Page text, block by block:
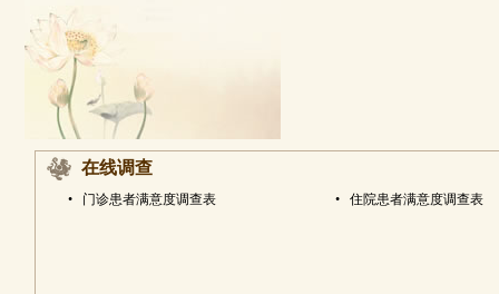
在线调查
• 门诊患者满意度调查表 • 住院患者满意度调查表